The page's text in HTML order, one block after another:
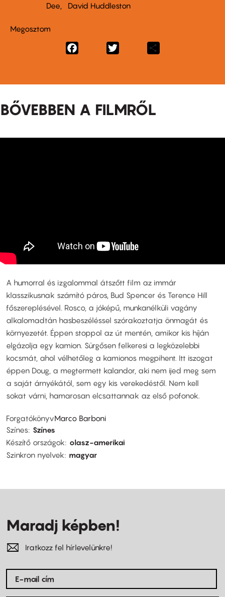
Dee
David Huddleston
Megosztom
Facebook
BŐVEBBEN A FILMRŐL
A humorral és izgalommal átszőtt film az immár
klasszikusnak számító páros, Bud Spencer és Terence Hill
főszereplésével. Rosco, a jóképű, munkanélküli vagány
alkalomadtán hasbeszéléssel szórakoztatja önmagát és
környezetét. Éppen stoppol az út mentén, amikor kis híján
elgázolja egy kamion. Sürgősen felkeresi a legközelebbi
kocsmát, ahol vélhetőleg a kamionos megpihent. Itt iszogat
éppen Doug, a megtermett kalandor, aki nem ijed meg sem
a saját árnyékától, sem egy kis verekedéstől. Nem kell
sokat várni, hamarosan elcsattannak az első pofonok.
ForgatókönyvMarco Barboni
Színes Színes
Készítő országok
olasz-amerikai
Szinkron nyelvek
magyar
Maradj képben!
Iratkozz fel hírlevelünkre!